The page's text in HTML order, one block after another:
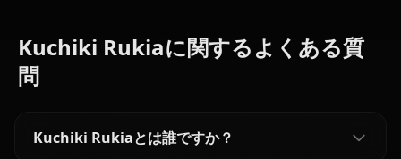
Kuchiki Rukiaに関するよくある質
問
Kuchiki Rukiaとは誰ですか？